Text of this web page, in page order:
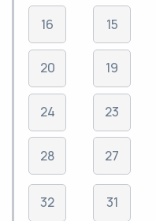
16
20
24
28
32
15
19
23
27
31